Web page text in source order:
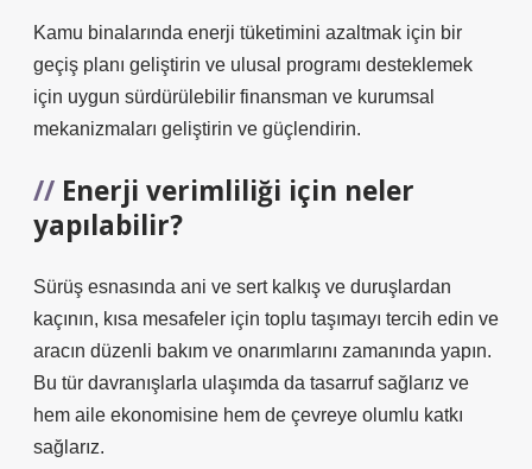
Kamu binalarında enerji tüketimini azaltmak için bir
geçiş planı geliştirin ve ulusal programı desteklemek
için uygun sürdürülebilir finansman ve kurumsal
mekanizmaları geliştirin ve güçlendirin.
Enerji verimliliği için neler
yapılabilir?
Sürüş esnasında ani ve sert kalkış ve duruşlardan
kaçının, kısa mesafeler için toplu taşımayı tercih edin ve
aracın düzenli bakım ve onarımlarını zamanında yapın.
Bu tür davranışlarla ulaşımda da tasarruf sağlarız ve
hem aile ekonomisine hem de çevreye olumlu katkı
sağlarız.